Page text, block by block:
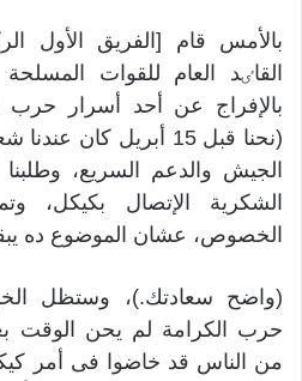
بالأمس قام [الفريق الأول
القاٸد العام للقوات
بالإفراج عن أحد أسرار حرب
(نحنا قبل 15 أبريل
الجيش والدعم السريع،
الشكرية الإتصال بكيكل،
الخصوص، عشان الموضوع ده
(واضح سعادتك.)، وستظل
حرب الكرامة لم يحن الوقت
من الناس قد خاضوا فی أمر